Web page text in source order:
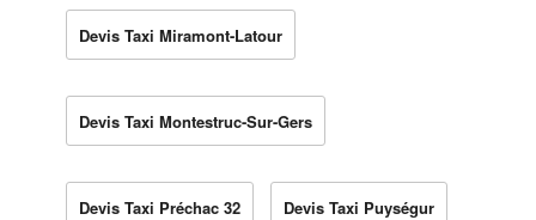
Devis Taxi Miramont-Latour
Devis Taxi Montestruc-Sur-Gers
Devis Taxi Préchac 32 Devis Taxi Puységur